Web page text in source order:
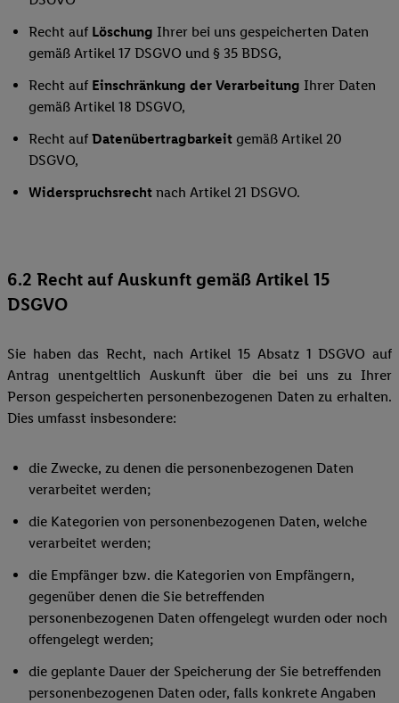
Recht auf Löschung Ihrer bei uns gespeicherten Daten
gemäß Artikel 17 DSGVO und § 35 BDSG,
Recht auf Einschränkung der Verarbeitung Ihrer Daten
gemäß Artikel 18 DSGVO,
Recht auf Datenübertragbarkeit gemäß Artikel 20
DSGVO,
Widerspruchsrecht nach Artikel 21 DSGVO.
6.2 Recht auf Auskunft gemäß Artikel 15
DSGVO
Sie haben das Recht, nach Artikel 15 Absatz 1 DSGVO auf
Antrag unentgeltlich Auskunft über die bei uns zu Ihrer
Person gespeicherten personenbezogenen Daten zu erhalten.
Dies umfasst insbesondere:
die Zwecke, zu denen die personenbezogenen Daten
verarbeitet werden;
die Kategorien von personenbezogenen Daten, welche
verarbeitet werden;
die Empfänger bzw. die Kategorien von Empfängern,
gegenüber denen die Sie betreffenden
personenbezogenen Daten offengelegt wurden oder noch
offengelegt werden;
die geplante Dauer der Speicherung der Sie betreffenden
personenbezogenen Daten oder, falls konkrete Angaben